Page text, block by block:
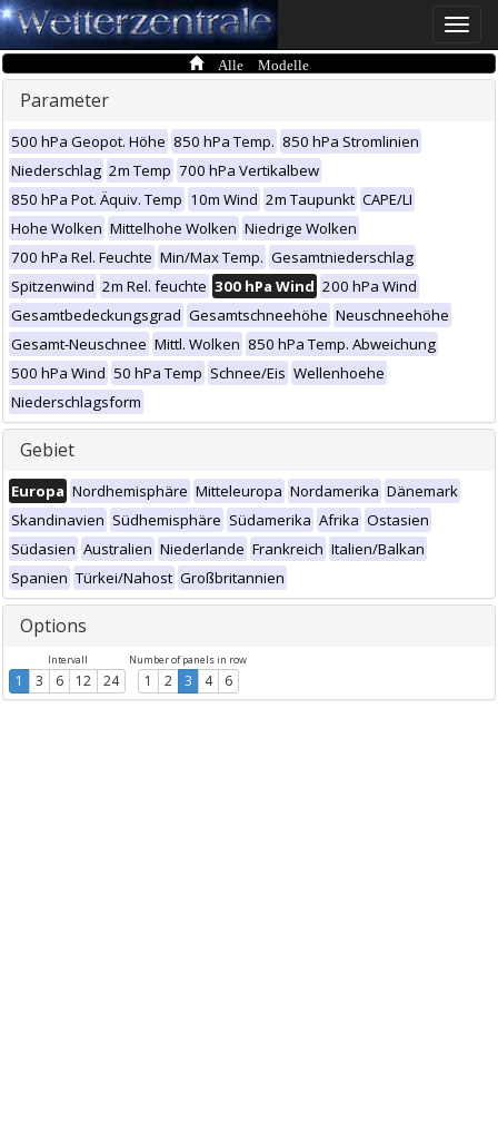
Toggle
Alle Modelle
Parameter
500 hPa Geopot. Höhe 850 hPa Temp. 850 hPa Stromlinien
Niederschlag 2m Temp 700 hPa Vertikalbew
850 hPa Pot. Äquiv. Temp 10m Wind 2m Taupunkt CAPE/LI
Hohe Wolken Mittelhohe Wolken Niedrige Wolken
700 hPa Rel. Feuchte Min/Max Temp. Gesamtniederschlag
Spitzenwind 2m Rel. feuchte 300 hPa Wind 200 hPa Wind
Gesamtbedeckungsgrad Gesamtschneehöhe Neuschneehöhe
Gesamt-Neuschnee Mittl. Wolken 850 hPa Temp. Abweichung
500 hPa Wind 50 hPa Temp Schnee/Eis Wellenhoehe
Niederschlagsform
Gebiet
Europa Nordhemisphäre Mitteleuropa Nordamerika Dänemark
Skandinavien Südhemisphäre Südamerika Afrika Ostasien
Südasien Australien Niederlande Frankreich Italien/Balkan
Spanien Türkei/Nahost Großbritannien
Options
Intervall
1 3 6 12 24
Number of panels in row
1 2 3 4 6